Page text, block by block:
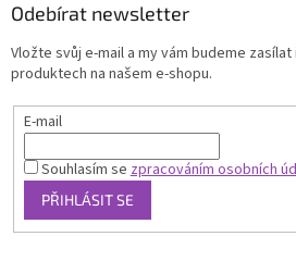
Odebírat newsletter
Vložte svůj e-mail a my vám budeme
produktech na našem e-shopu.
E-mail
Souhlasím sezpracováním osobních
PŘIHLÁSIT SE